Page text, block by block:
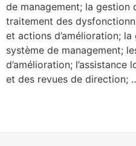
de management; la gestion
traitement des
et actions d’amélioration;
système de management;
d’amélioration;
et des revues de direction;